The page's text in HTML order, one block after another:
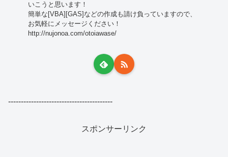
いこうと思います！
簡単な[VBA][GAS]などの作成も請け負っていますので、
お気軽にメッセージください！
http://nujonoa.com/otoiawase/
-----------------------------------------
スポンサーリンク